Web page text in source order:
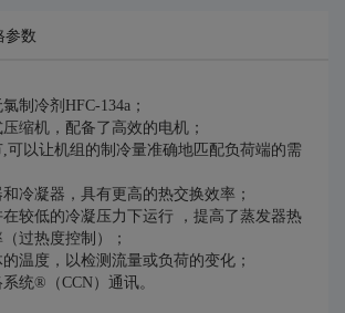
参数
制冷剂HFC-134a；
缩机，配备了高效的电机；
可以让机组的制冷量准确地匹配负荷端的需
冷凝器，具有更高的热交换效率；
较低的冷凝压力下运行 ，提高了蒸发器热
过热度控制）；
温度，以检测流量或负荷的变化；
统®（CCN）通讯。